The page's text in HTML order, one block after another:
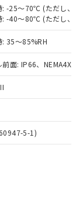
: -25～70℃ (ただし、氷
: -40～80℃ (ただし、氷
: 35～85%RH
前面: IP66、NEMA4X,
5-1)
はお客
当のオ
売員に
販売拠
をご確認
当社の
たは開
成サー
I-Web
ル酸ブチ
ジブチル
チル
に対する
超える意
予定
タル酸ジ
てが基
害物
響を
は、完
されな
サイ
その他
に一切
売する
容を当
社は、
者が違
は、取
あり
につ
、ま
制御
ご確
況の